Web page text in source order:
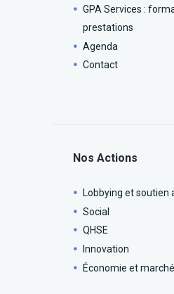
GPA Services :
prestations
Agenda
Contact
Nos Actions
Lobbying et soutien
Social
QHSE
Innovation
Économie et